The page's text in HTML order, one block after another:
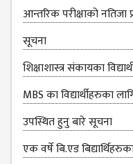
RULES &
REGULATION
KMC INTAKE
CAPACITY
RESULT
REPORTS &
PUBLICATION
आन्तरिक परीक्षाको
सूचना
शिक्षाशास्त्र संकायका
MBS का विद्यार्थीहरुका
उपस्थित हुनु बारे सूचना
एक वर्षे बि.एड